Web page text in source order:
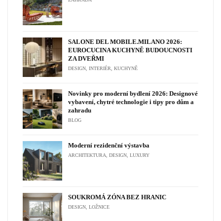
SALONE DEL MOBILE.MILANO 2026:
EUROCUCINA KUCHYNĚ BUDOUCNOSTI
ZA DVEŘMI
DESIGN INTERIÉR KUCHYNĚ
Novinky pro moderní bydlení 2026: Designové
vybavení, chytré technologie i tipy pro dům a
zahradu
BLOG
Moderní rezidenční výstavba
ARCHITEKTURA DESIGN LUXURY
SOUKROMÁ ZÓNA BEZ HRANIC
DESIGN LOŽNICE